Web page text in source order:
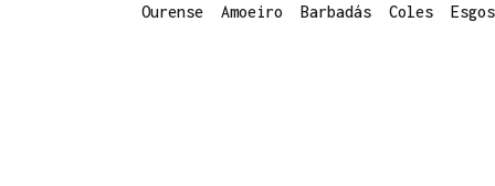
Ourense Amoeiro Barbadás Coles Esgos